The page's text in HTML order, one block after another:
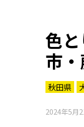
色
市
秋田県
2024年5月